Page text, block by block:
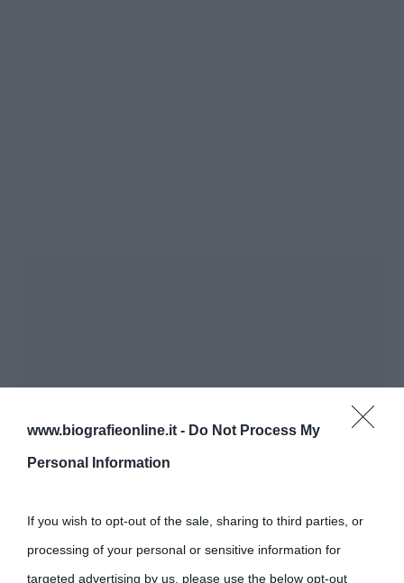
www.biografieonline.it - Do Not Process My
Personal Information
If you wish to opt-out of the sale, sharing to third parties, or
processing of your personal or sensitive information for
targeted advertising by us, please use the below opt-out